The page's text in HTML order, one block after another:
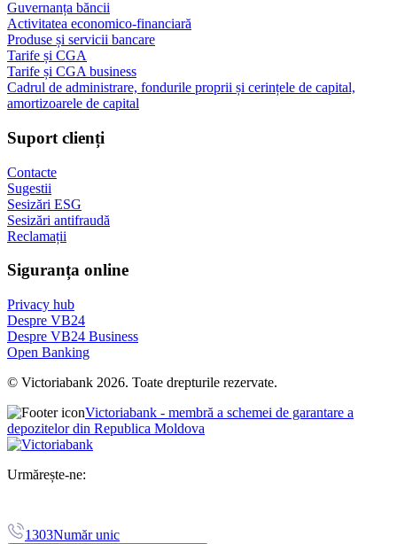
Guvernanța băncii
Activitatea economico-financiară
Produse și servicii bancare
Tarife și CGA
Tarife și CGA business
Cadrul de administrare, fondurile proprii și cerințele de capital,
amortizoarele de capital
Suport clienți
Contacte
Sugestii
Sesizări ESG
Sesizări antifraudă
Reclamații
Siguranța online
Privacy hub
Despre VB24
Despre VB24 Business
Open Banking
© Victoriabank 2026. Toate drepturile rezervate.
Victoriabank - membră a schemei de garantare a
depozitelor din Republica Moldova
Urmărește-ne:
1303Număr unic